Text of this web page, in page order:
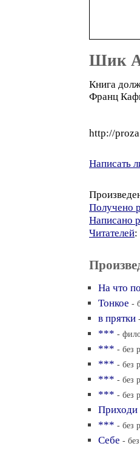
Шик
Книга
Франц
http://
Написать
Получено
Написано
Читателей:
На что
Тонкое -
в прятки
*** -
*** - без
*** - без
*** - без
*** - без
Приходи
*** - без
Себе -